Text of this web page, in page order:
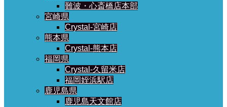
難波・心斎橋店本部
宮崎県
Crystal-宮崎店
熊本県
Crystal-熊本店
福岡県
Crystal-久留米店
福岡姪浜駅店
鹿児島県
鹿児島天文館店